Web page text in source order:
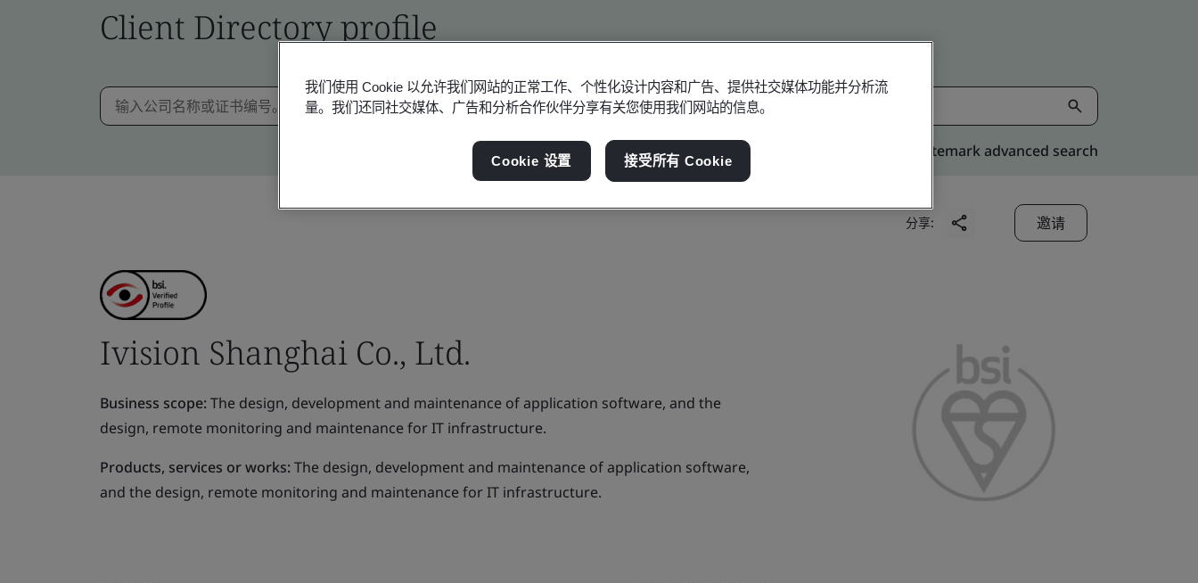
Client Directory profile
Kitemark advanced search
分享: 邀请
Ivision Shanghai Co., Ltd.
Business scope:The design, development and maintenance of application software, and the
design, remote monitoring and maintenance for IT infrastructure.
Products, services or works:The design, development and maintenance of application software,
and the design, remote monitoring and maintenance for IT infrastructure.
我们使用 Cookie 以允许我们网站的正常工作、个性化设计内容和广告、提供社交媒体功能并分析流
量。我们还同社交媒体、广告和分析合作伙伴分享有关您使用我们网站的信息。
Cookie 设置 接受所有 Cookie